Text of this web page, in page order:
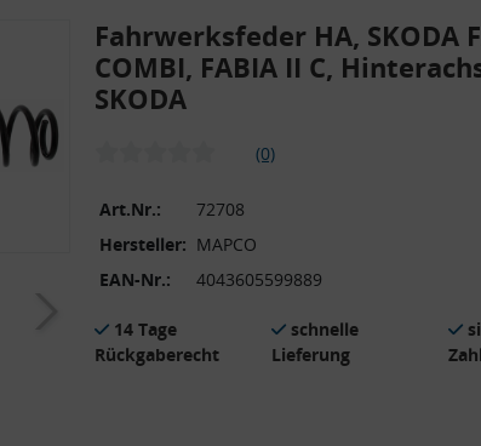
Fahrwerksfeder HA, SKODA
COMBI, FABIA II C,
SKODA
(0)
Art.Nr.:
72708
Hersteller: MAPCO
EAN-Nr.:
4043605599889
14 Tage
Rückgaberecht
schnelle
Lieferung